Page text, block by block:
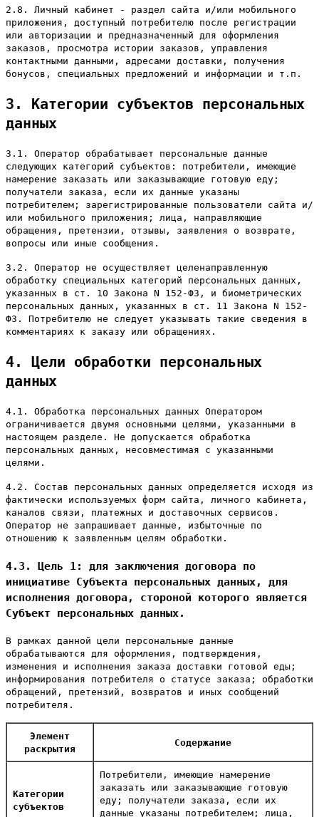
2.8. Личный кабинет - раздел сайта и/или мобильного
приложения, доступный потребителю после регистрации
или авторизации и предназначенный для оформления
заказов, просмотра истории заказов, управления
контактными данными, адресами доставки, получения
бонусов, специальных предложений и информации и т.п.
3. Категории субъектов персональных
данных
3.1. Оператор обрабатывает персональные данные
следующих категорий субъектов: потребители, имеющие
намерение заказать или заказывающие готовую еду;
получатели заказа, если их данные указаны
потребителем; зарегистрированные пользователи сайта и/
или мобильного приложения; лица, направляющие
обращения, претензии, отзывы, заявления о возврате,
вопросы или иные сообщения.
3.2. Оператор не осуществляет целенаправленную
обработку специальных категорий персональных данных,
указанных в ст. 10 Закона N 152-ФЗ, и биометрических
персональных данных, указанных в ст. 11 Закона N 152-
ФЗ. Потребителю не следует указывать такие сведения в
комментариях к заказу или обращениях.
4. Цели обработки персональных
данных
4.1. Обработка персональных данных Оператором
ограничивается двумя основными целями, указанными в
настоящем разделе. Не допускается обработка
персональных данных, несовместимая с указанными
целями.
4.2. Состав персональных данных определяется исходя из
фактически используемых форм сайта, личного кабинета,
каналов связи, платежных и доставочных сервисов.
Оператор не запрашивает данные, избыточные по
отношению к заявленным целям обработки.
4.3. Цель 1: для заключения договора по
инициативе Субъекта персональных данных, для
исполнения договора, стороной которого является
Субъект персональных данных.
В рамках данной цели персональные данные
обрабатываются для оформления, подтверждения,
изменения и исполнения заказа доставки готовой еды;
информирования потребителя о статусе заказа; обработки
обращений, претензий, возвратов и иных сообщений
потребителя.
Элемент
раскрытия
Содержание
Категории
субъектов
Потребители, имеющие намерение
заказать или заказывающие готовую
еду; получатели заказа, если их
данные указаны потребителем; лица,